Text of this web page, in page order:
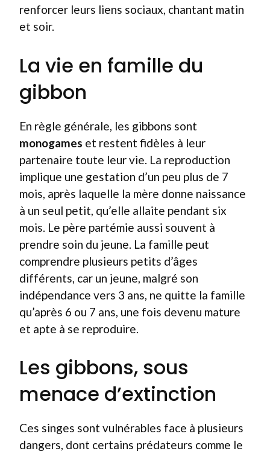
renforcer leurs liens sociaux, chantant matin
et soir.
La vie en famille du
gibbon
En règle générale, les gibbons sont
monogames et restent fidèles à leur
partenaire toute leur vie. La reproduction
implique une gestation d’un peu plus de 7
mois, après laquelle la mère donne naissance
à un seul petit, qu’elle allaite pendant six
mois. Le père partémie aussi souvent à
prendre soin du jeune. La famille peut
comprendre plusieurs petits d’âges
différents, car un jeune, malgré son
indépendance vers 3 ans, ne quitte la famille
qu’après 6 ou 7 ans, une fois devenu mature
et apte à se reproduire.
Les gibbons, sous
menace d’extinction
Ces singes sont vulnérables face à plusieurs
dangers, dont certains prédateurs comme le